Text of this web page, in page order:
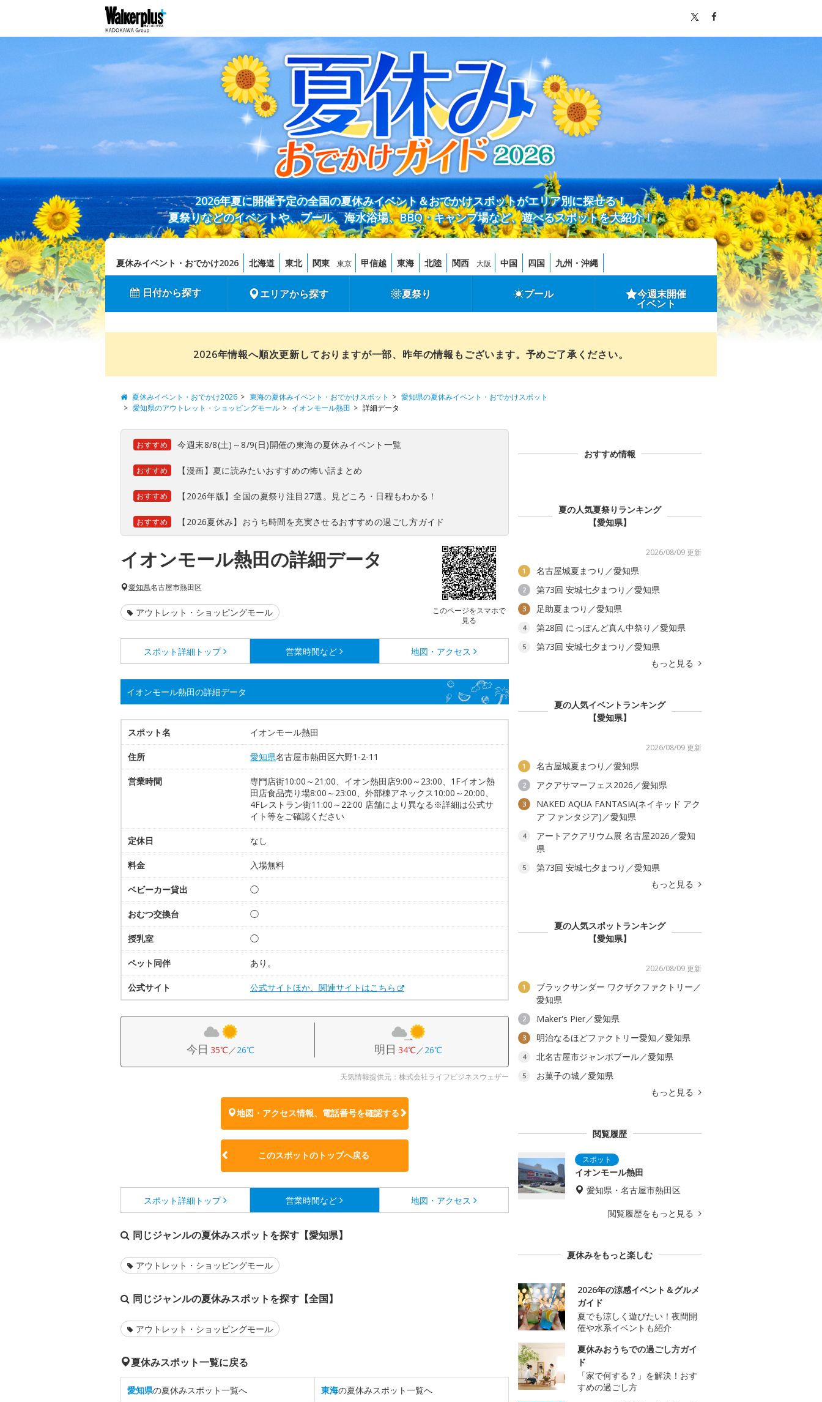
2026年夏に開催予定の全国の夏休みイベント＆おでかけスポットがエリア別に探せる！
夏祭りなどのイベントや、プール、海水浴場、BBQ・キャンプ場など、遊べるスポットを大紹介！
夏休みイベント・おでかけ2026 北海道 東北 関東 東京 甲信越 東海 北陸 関西 大阪 中国 四国 九州・沖縄
日付から探す エリアから探す 夏祭り プール 今週末開催
イベント
2026年情報へ順次更新しておりますが一部、昨年の情報もございます。予めご了承ください。
夏休みイベント・おでかけ2026 東海の夏休みイベント・おでかけスポット
愛知県の夏休みイベント・おでかけスポット
愛知県のアウトレット・ショッピングモール
イオンモール熱田 詳細データ
おすすめ 今週末8/8(土)～8/9(日)開催の東海の夏休みイベント一覧
おすすめ 【漫画】夏に読みたいおすすめの怖い話まとめ
おすすめ 【2026年版】全国の夏祭り注目27選。見どころ・日程もわかる！
おすすめ 【2026夏休み】おうち時間を充実させるおすすめの過ごし方ガイド
イオンモール熱田の詳細データ
このページをスマホで
見る
愛知県名古屋市熱田区
アウトレット・ショッピングモール
スポット詳細 トップ 営業時間など 地図・アクセス
イオンモール熱田の詳細データ
スポット名 イオンモール熱田
住所 愛知県名古屋市熱田区六野1-2-11
営業時間
専門店街10:00～21:00、イオン熱田店9:00～23:00、1Fイオン熱
田店食品売り場8:00～23:00、外部棟アネックス10:00～20:00、
4Fレストラン街11:00～22:00 店舗により異なる※詳細は公式サ
イト等をご確認ください
定休日 なし
料金 入場無料
ベビーカー貸出 ◯
おむつ交換台 ◯
授乳室 ◯
ペット同伴 あり。
公式サイト 公式サイトほか、関連サイトはこちら
今日 35℃／26℃ 明日 34℃／26℃
天気情報提供元：株式会社ライフビジネスウェザー
地図・アクセス情報、電話番号を確認する
このスポットのトップへ戻る
スポット詳細 トップ 営業時間など 地図・アクセス
同じジャンルの夏休みスポットを探す【愛知県】
アウトレット・ショッピングモール
同じジャンルの夏休みスポットを探す【全国】
アウトレット・ショッピングモール
夏休みスポット一覧に戻る
愛知県の夏休みスポット一覧へ 東海の夏休みスポット一覧へ
おすすめ情報
夏の人気夏祭りランキング
【愛知県】
2026/08/09 更新
1 名古屋城夏まつり／愛知県
2 第73回 安城七夕まつり／愛知県
3 足助夏まつり／愛知県
4 第28回 にっぽんど真ん中祭り／愛知県
5
第73回 安城七夕まつり／愛知県
もっと見る
夏の人気イベントランキング
【愛知県】
2026/08/09 更新
1 名古屋城夏まつり／愛知県
2 アクアサマーフェス2026／愛知県
3
NAKED AQUA FANTASIA(ネイキッド アク
ア ファンタジア)／愛知県
4
アートアクアリウム展 名古屋2026／愛知
県
5
第73回 安城七夕まつり／愛知県
もっと見る
夏の人気スポットランキング
【愛知県】
2026/08/09 更新
1
ブラックサンダー ワクザクファクトリー／
愛知県
2 Maker's Pier／愛知県
3 明治なるほどファクトリー愛知／愛知県
4 北名古屋市ジャンボプール／愛知県
5
お菓子の城／愛知県
もっと見る
閲覧履歴
イオンモール熱田
愛知県・名古屋市熱田区
閲覧履歴をもっと見る
夏休みをもっと楽しむ
2026年の涼感イベント＆グルメ
ガイド
夏でも涼しく遊びたい！夜間開
催や水系イベントも紹介
夏休みおうちでの過ごし方ガイ
ド
「家で何する？」を解決！おす
すめの過ごし方